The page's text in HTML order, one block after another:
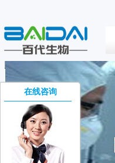
在线咨询